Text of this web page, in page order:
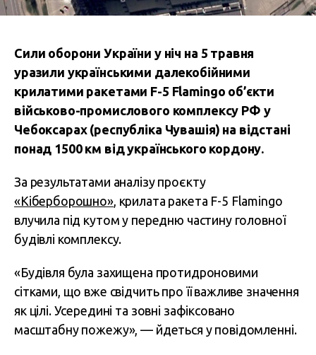
Сили оборони України у ніч на 5 травня
уразили українськими далекобійними
крилатими ракетами F-5 Flamingo об’єкти
військово-промислового комплексу РФ у
Чебоксарах (республіка Чувашія) на відстані
понад 1500 км від українського кордону.
За результатами аналізу проєкту
«Кіберборошно», крилата ракета F-5 Flamingo
влучила під кутом у передню частину головної
будівлі комплексу.
«Будівля була захищена протидроновими
сітками, що вже свідчить про її важливе значення
як цілі. Усередині та зовні зафіксовано
масштабну пожежу», — йдеться у повідомленні.